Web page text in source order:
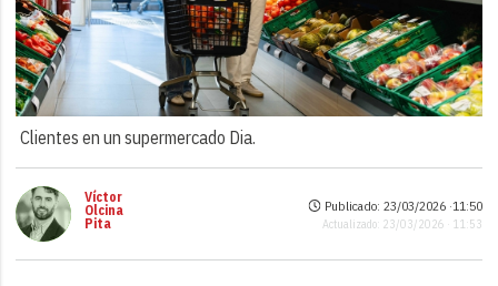
Clientes en un supermercado Dia.
Víctor
Olcina
Pita
Publicado: 23/03/2026 ·11:50
Actualizado: 23/03/2026 · 11:53